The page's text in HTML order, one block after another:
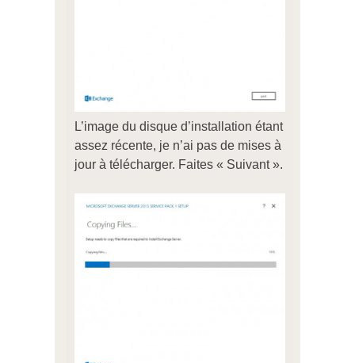
L’image du disque d’installation étant
assez récente, je n’ai pas de mises à
jour à télécharger. Faites « Suivant ».